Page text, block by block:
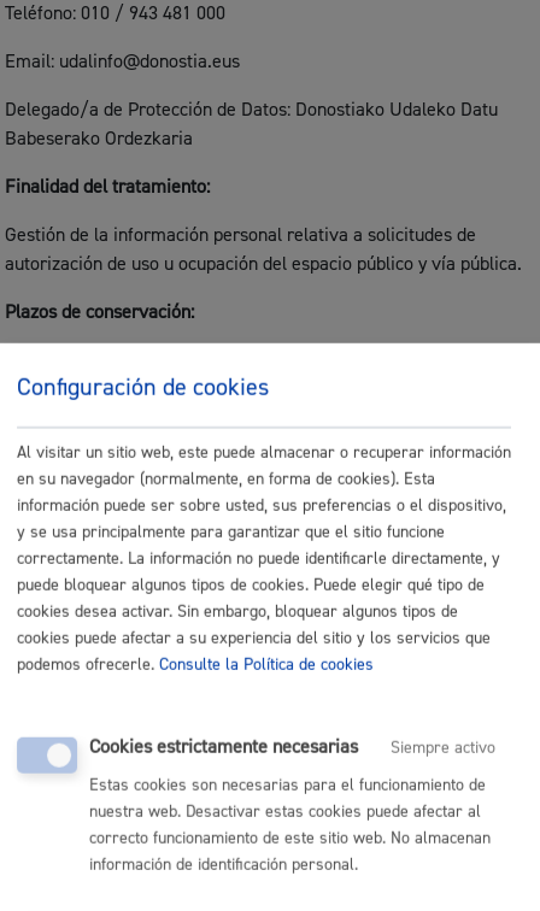
Teléfono: 010 / 943 481 000
Email: udalinfo@donostia.eus
Delegado/a de Protección de Datos: Donostiako Udaleko Datu
Babeserako Ordezkaria
Finalidad del tratamiento:
Gestión de la información personal relativa a solicitudes de
autorización de uso u ocupación del espacio público y vía pública.
Plazos de conservación:
finalización de la autorización.
Art 6.1.e) RGPD, Misión realizada en interés público o ejercicio
de poderes públicos: - Ley 7/1985, de 2 de abril, Reguladora de
las Bases del Régimen Local. - Art. 17.1.32) de la Ley 2/2016, de
7 de abril, de Instituciones Locales de Euskadi. - Ley 10/2021, de
9 de diciembre, de Administración Ambiental de Euskadi - Real
Decreto Legislativo 6/2015, de 30 de octubre, por el que se
aprueba el Texto Refundido de la Ley sobre Tráfico, Circulación
Destinatarios
Las establecidas legalmente y que sean de aplicación en el
ámbito de este tratamiento.
Configuración de cookies
Al visitar un sitio web, este puede almacenar o recuperar información
en su navegador (normalmente, en forma de cookies). Esta
información puede ser sobre usted, sus preferencias o el dispositivo,
y se usa principalmente para garantizar que el sitio funcione
correctamente. La información no puede identificarle directamente, y
puede bloquear algunos tipos de cookies. Puede elegir qué tipo de
cookies desea activar. Sin embargo, bloquear algunos tipos de
cookies puede afectar a su experiencia del sitio y los servicios que
podemos ofrecerle. Consulte la Política de cookies
Cookies estrictamente necesarias
Siempre activo
Estas cookies son necesarias para el funcionamiento de
nuestra web. Desactivar estas cookies puede afectar al
correcto funcionamiento de este sitio web. No almacenan
información de identificación personal.